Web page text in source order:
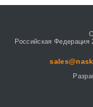
Российская Федерация